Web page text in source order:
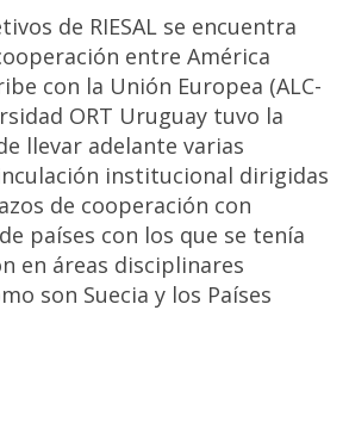
de RIESAL se encuentra
entre América
con la Unión Europea (ALC-
ORT Uruguay tuvo la
llevar adelante varias
institucional dirigidas
de cooperación con
países con los que se tenía
en áreas disciplinares
son Suecia y los Países